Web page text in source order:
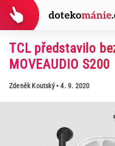
TCL představilo
MOVEAUDIO S200
Zdeněk Koutský• 4. 9. 2020